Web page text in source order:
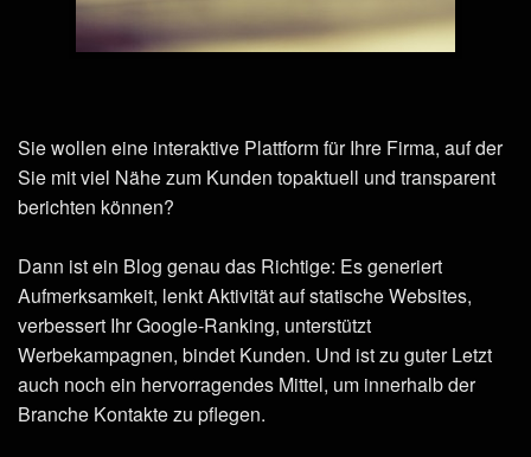
Sie wollen eine interaktive Plattform für Ihre Firma, auf der
Sie mit viel Nähe zum Kunden topaktuell und transparent
berichten können?
Dann ist ein Blog genau das Richtige: Es generiert
Aufmerksamkeit, lenkt Aktivität auf statische Websites,
verbessert Ihr Google-Ranking, unterstützt
Werbekampagnen, bindet Kunden. Und ist zu guter Letzt
auch noch ein hervorragendes Mittel, um innerhalb der
Branche Kontakte zu pflegen.